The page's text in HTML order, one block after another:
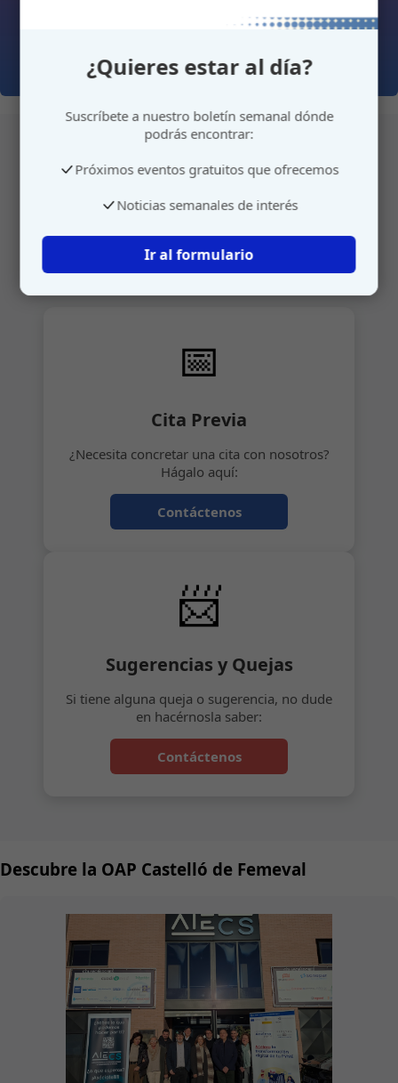
manera rápida y sencilla.
📅
Cita Previa
¿Necesita concretar una cita con nosotros?
Hágalo aquí:
Contáctenos
📨
Sugerencias y Quejas
Si tiene alguna queja o sugerencia, no dude
en hacérnosla saber:
Contáctenos
Descubre la OAP Castelló de Femeval
¿Quieres estar al día?
Suscríbete a nuestro boletín semanal dónde
podrás encontrar:
Próximos eventos gratuitos que ofrecemos
Noticias semanales de interés
Ir al formulario